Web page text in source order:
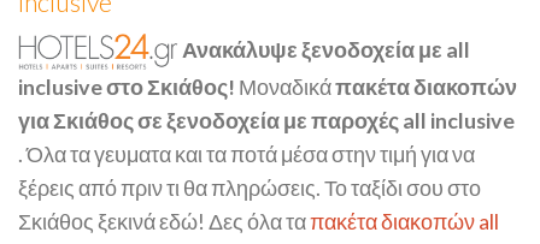
Ανακάλυψε ξενοδοχεία με all
inclusive στο Σκιάθος! Μοναδικάπακέτα διακοπών
για Σκιάθος σε ξενοδοχεία με παροχές all inclusive
. Όλα τα γευματα και τα ποτά μέσα στην τιμή για να
ξέρεις από πριν τι θα πληρώσεις. Το ταξίδι σου στο
Σκιάθος ξεκινά εδώ! Δες όλα ταπακέτα διακοπών all